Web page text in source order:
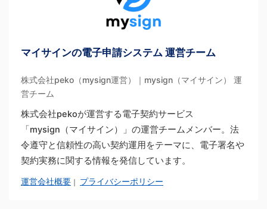
マイサインの電子申請システム 運営チーム
株式会社peko（mysign運営）｜mysign（マイサイン） 運
営チーム
株式会社pekoが運営する電子契約サービス
「mysign（マイサイン）」の運営チームメンバー。法
令遵守と信頼性の高い契約運用をテーマに、電子署名や
契約実務に関する情報を発信しています。
運営会社概要 ｜ プライバシーポリシー